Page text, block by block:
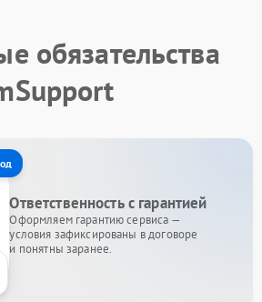
обязательства
Ответственность с гарантией
Оформляем гарантию сервиса —
условия зафиксированы в договоре
и понятны заранее.